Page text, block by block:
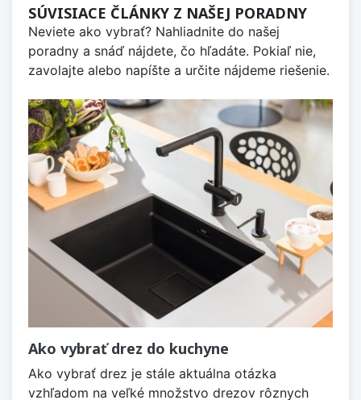
SÚVISIACE ČLÁNKY Z NAŠEJ PORADNY
Neviete ako vybrať? Nahliadnite do našej
poradny a snáď nájdete, čo hľadáte. Pokiaľ nie,
zavolajte alebo napíšte a určite nájdeme riešenie.
Ako vybrať drez do kuchyne
Ako vybrať drez je stále aktuálna otázka
vzhľadom na veľké množstvo drezov rôznych